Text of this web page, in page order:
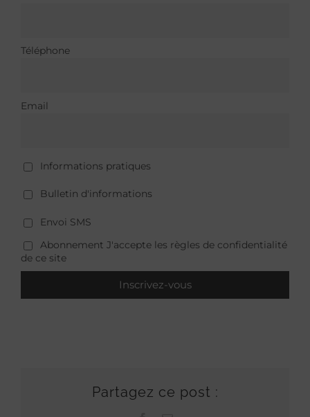
Téléphone
Email
Informations pratiques
Bulletin d'informations
Envoi SMS
Abonnement J'accepte les règles de confidentialité
de ce site
Partagez ce post :